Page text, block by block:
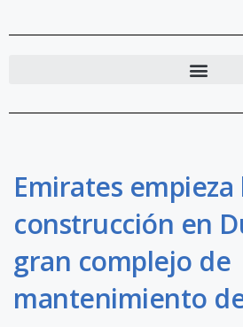
Emirates empieza
construcción en
gran complejo de
mantenimiento